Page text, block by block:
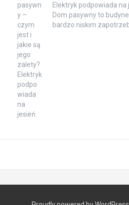
Elektryk podpowiada na
Dom pasywny to
bardzo niskim